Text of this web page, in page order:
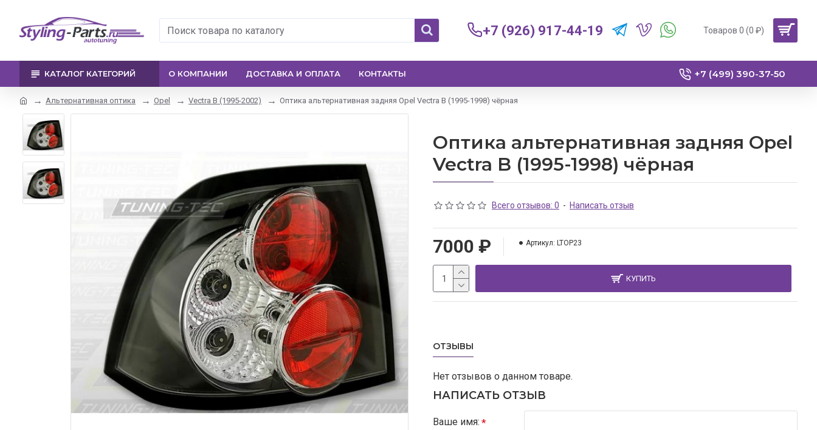
+7 (926) 917-44-19 Товаров 0 (0 ₽)
КАТАЛОГ КАТЕГОРИЙ О КОМПАНИИ ДОСТАВКА И ОПЛАТА КОНТАКТЫ +7 (499) 390-37-50
Альтернативная оптика Opel Vectra B (1995-2002) Оптика альтернативная задняя Opel Vectra B (1995-1998) чёрная
Оптика альтернативная задняя Opel
Vectra B (1995-1998) чёрная
Всего отзывов: 0 - Написать отзыв
7000 ₽ Артикул: LTOP23
КУПИТЬ
ОТЗЫВЫ
Нет отзывов о данном товаре.
НАПИСАТЬ ОТЗЫВ
Ваше имя: